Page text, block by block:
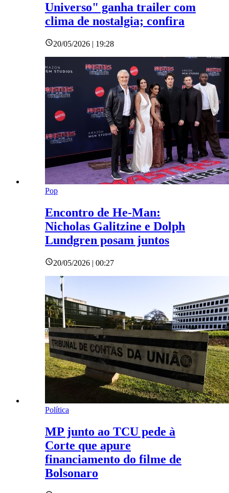
Universo" ganha trailer com
clima de nostalgia; confira
20/05/2026 | 19:28
Pop
Encontro de He-Man:
Nicholas Galitzine e Dolph
Lundgren posam juntos
20/05/2026 | 00:27
Política
MP junto ao TCU pede à
Corte que apure
financiamento do filme de
Bolsonaro